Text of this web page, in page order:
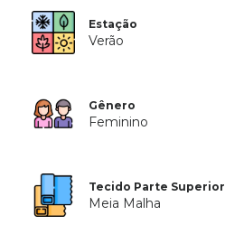
Estação
Verão
Gênero
Feminino
Tecido Parte Superior
Meia Malha